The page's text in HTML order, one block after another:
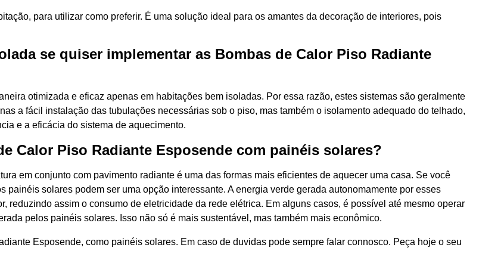
para utilizar como preferir. É uma solução ideal para os amantes da decoração de interiores, pois
se quiser implementar as Bombas de Calor Piso Radiante
otimizada e eficaz apenas em habitações bem isoladas. Por essa razão, estes sistemas são geralmente
a fácil instalação das tubulações necessárias sob o piso, mas também o isolamento adequado do telhado,
e a eficácia do sistema de aquecimento.
Calor Piso Radiante Esposende com painéis solares?
em conjunto com pavimento radiante é uma das formas mais eficientes de aquecer uma casa. Se você
solares podem ser uma opção interessante. A energia verde gerada autonomamente por esses
reduzindo assim o consumo de eletricidade da rede elétrica. Em alguns casos, é possível até mesmo operar
pelos painéis solares. Isso não só é mais sustentável, mas também mais econômico.
Esposende, como painéis solares. Em caso de duvidas pode sempre falar connosco. Peça hoje o seu